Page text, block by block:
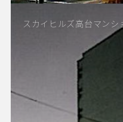
スカイヒルズ高台マンシ